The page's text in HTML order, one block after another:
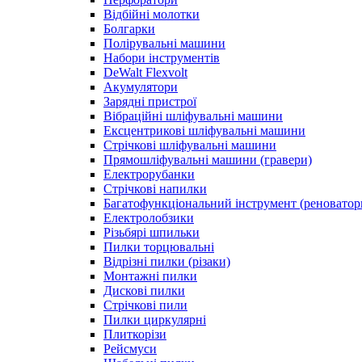
Відбійні молотки
Болгарки
Полірувальні машини
Набори інструментів
DeWalt Flexvolt
Акумулятори
Зарядні пристрої
Вібраційні шліфувальні машини
Ексцентрикові шліфувальні машини
Стрічкові шліфувальні машини
Прямошліфувальні машини (гравери)
Електрорубанки
Стрічкові напилки
Багатофункціональний інструмент
Електролобзики
Різьбярі шпильки
Пилки торцювальні
Відрізні пилки (різаки)
Монтажні пилки
Дискові пилки
Стрічкові пили
Пилки циркулярні
Плиткорізи
Рейсмуси